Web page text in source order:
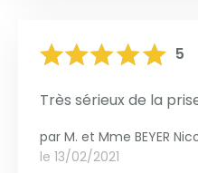
5
Très sérieux de la
par M. et Mme BEYER
le 13/02/2021